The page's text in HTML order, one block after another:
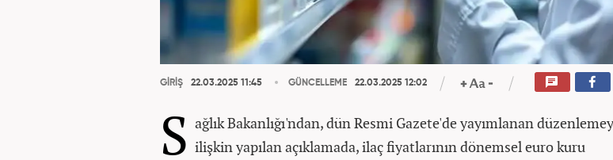
GİRİŞ 22.03.2025 11:45 GÜNCELLEME 22.03.2025 12:02
S ağlık Bakanlığı'ndan, dün Resmi Gazete'de yayımlanan
ilişkin yapılan açıklamada, ilaç fiyatlarının dönemsel euro kuru